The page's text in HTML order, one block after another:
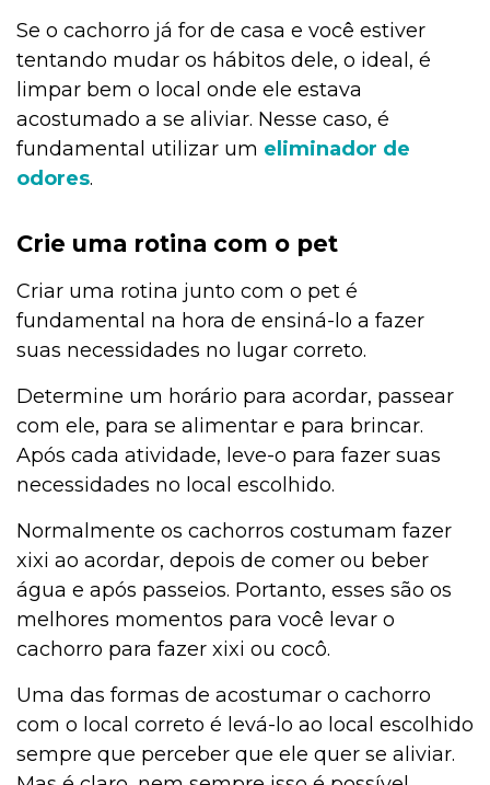
Se o cachorro já for de casa e você estiver
tentando mudar os hábitos dele, o ideal, é
limpar bem o local onde ele estava
acostumado a se aliviar. Nesse caso, é
fundamental utilizar um eliminador de
odores.
Crie uma rotina com o pet
Criar uma rotina junto com o pet é
fundamental na hora de ensiná-lo a fazer
suas necessidades no lugar correto.
Determine um horário para acordar, passear
com ele, para se alimentar e para brincar.
Após cada atividade, leve-o para fazer suas
necessidades no local escolhido.
Normalmente os cachorros costumam fazer
xixi ao acordar, depois de comer ou beber
água e após passeios. Portanto, esses são os
melhores momentos para você levar o
cachorro para fazer xixi ou cocô.
Uma das formas de acostumar o cachorro
com o local correto é levá-lo ao local escolhido
sempre que perceber que ele quer se aliviar.